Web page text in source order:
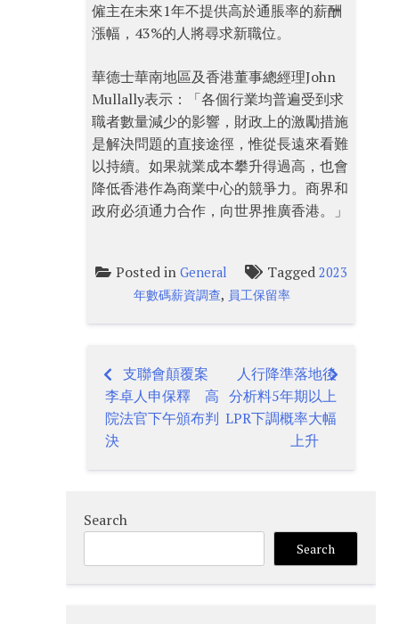
僱主在未來1年不提供高於通脹率的薪酬
漲幅，43%的人將尋求新職位。
華德士華南地區及香港董事總經理John
Mullally表示：「各個行業均普遍受到求
職者數量減少的影響，財政上的激勵措施
是解決問題的直接途徑，惟從長遠來看難
以持續。如果就業成本攀升得過高，也會
降低香港作為商業中心的競爭力。商界和
政府必須通力合作，向世界推廣香港。」
Posted in General Tagged 2023
年數碼薪資調查, 員工保留率
Post
navigation
支聯會顛覆案
李卓人申保釋 高
院法官下午頒布判
決
人行降準落地後
分析料5年期以上
LPR下調概率大幅
上升
Search
Search